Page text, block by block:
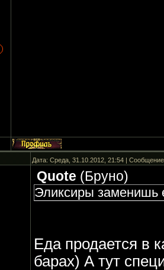
Дата: Среда, 31.10.2012, 21:54 |
Quote (Бруно)
Эликсиры заменишь
Еда продается в
барах) А тут